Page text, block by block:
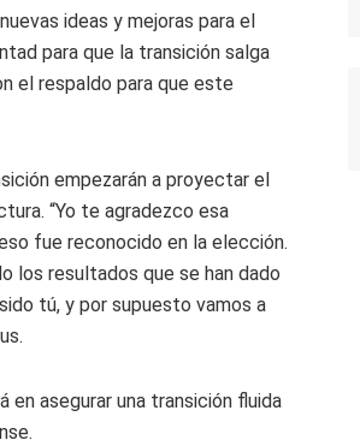
ideas y mejoras para el
para que la transición salga
el respaldo para que este
empezarán a proyectar el
“Yo te agradezco esa
fue reconocido en la elección.
los resultados que se han dado
tú, y por supuesto vamos a
en asegurar una transición fluida